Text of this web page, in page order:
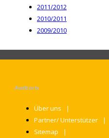
2011/2012
2010/2011
2009/2010
Auditorix
Über uns
Partner/ Unterstützer
Sitemap